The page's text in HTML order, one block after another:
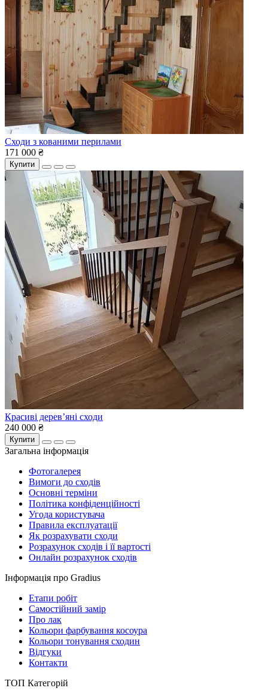
Сходи з кованими перилами
171 000 ₴
Купити
Красиві дерев’яні сходи
240 000 ₴
Купити
Загальна інформація
Фотогалерея
Вимоги до сходів
Основні терміни
Політика конфіденційності
Угода користувача
Правила експлуатації
Як розрахувати сходи
Розрахунок сходів і її вартості
Онлайн розрахунок сходів
Інформація про Gradius
Етапи робіт
Самостійний замір
Про лак
Кольори фарбування косоура
Кольори тонування сходин
Відгуки
Контакти
ТОП Категорій